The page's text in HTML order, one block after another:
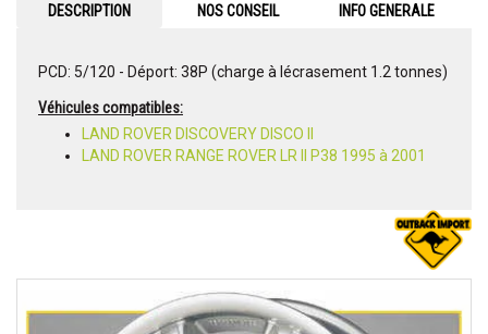
DESCRIPTION NOS CONSEIL INFO GENERALE
PCD: 5/120 - Déport: 38P (charge à lécrasement 1.2 tonnes)
Véhicules compatibles:
LAND ROVER DISCOVERY DISCO II
LAND ROVER RANGE ROVER LR II P38 1995 à 2001